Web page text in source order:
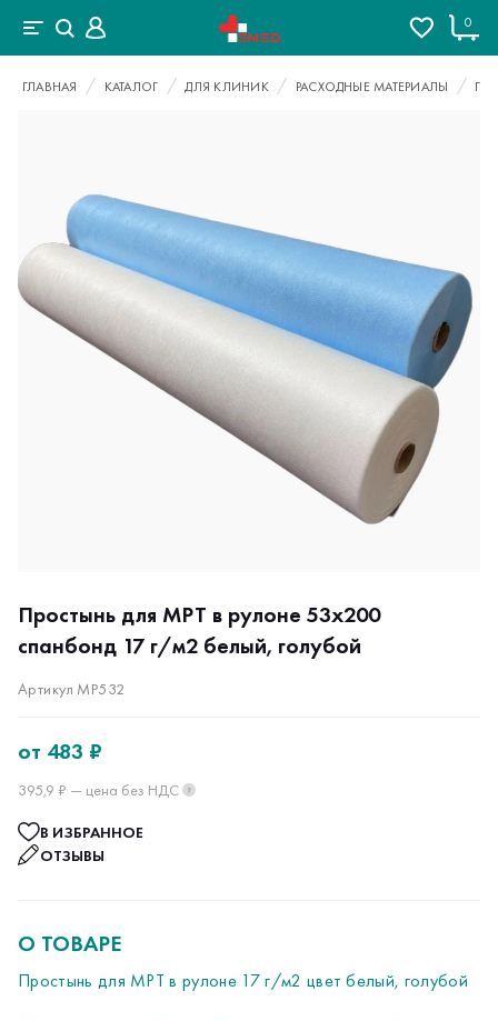
0
ГЛАВНАЯ КАТАЛОГ ДЛЯ КЛИНИК РАСХОДНЫЕ МАТЕРИАЛЫ
Простынь для МРТ в рулоне 53х200
спанбонд 17 г/м2 белый, голубой
Артикул МР532
от 483 ₽
395,9 ₽ — цена без НДС ?
В ИЗБРАННОЕ
ОТЗЫВЫ
О ТОВАРЕ
Простынь для МРТ в рулоне 17 г/м2 цвет белый, голубой